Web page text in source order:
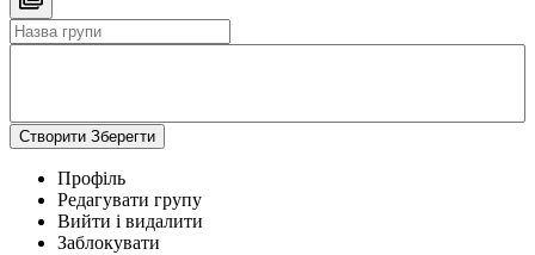
Створити Зберегти
Профіль
Редагувати групу
Вийти і видалити
Заблокувати